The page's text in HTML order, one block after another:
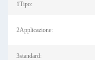
1Tipo:
2Applicazione:
3standard: